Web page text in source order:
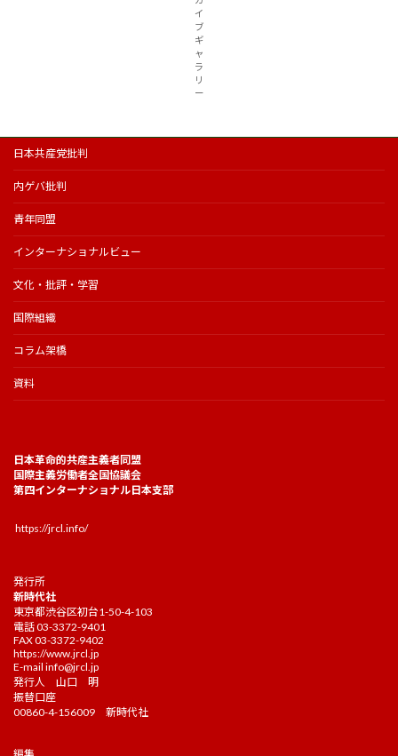
イ
ブ
ギ
ャ
ラ
リ
ー
日本共産党批判
内ゲバ批判
青年同盟
インターナショナルビュー
文化・批評・学習
国際組織
コラム架橋
資料
日本革命的共産主義者同盟
国際主義労働者全国協議会
第四インターナショナル日本支部
https://jrcl.info/
発行所
新時代社
東京都渋谷区初台1-50-4-103
電話 03-3372-9401
FAX 03-3372-9402
https://www.jrcl.jp
E-mail info@jrcl.jp
発行人 山口 明
振替口座
00860-4-156009 新時代社